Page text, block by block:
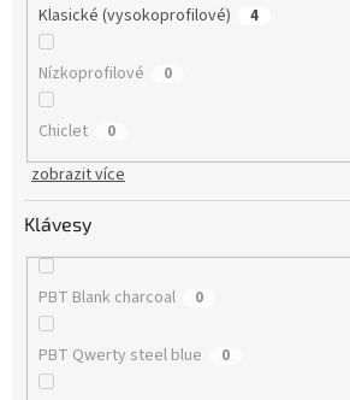
Klasické (vysokoprofilové) 4
Nízkoprofilové 0
Chiclet 0
zobrazit více
Klávesy
PBT Blank charcoal 0
PBT Qwerty steel blue 0